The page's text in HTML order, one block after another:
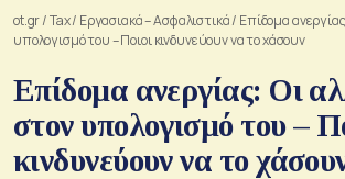
ot.gr/Tax/ Εργασιακά – Ασφαλιστικά/ Επίδομα
υπολογισμό του – Ποιοι κινδυνεύουν να το χάσουν
Επίδομα ανεργίας: Οι
στον υπολογισμό του –
κινδυνεύουν να το